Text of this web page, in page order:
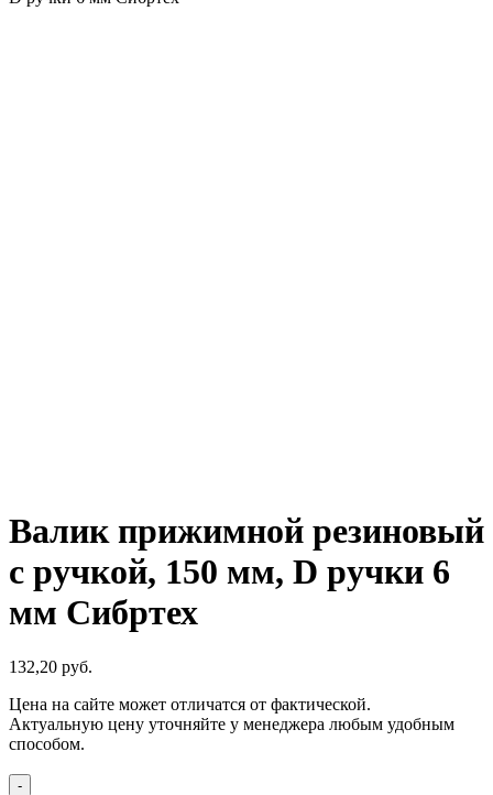
Валик прижимной резиновый
с ручкой, 150 мм, D ручки 6
мм Сибртех
132,20 руб.
Цена на сайте может отличатся от фактической.
Актуальную цену уточняйте у менеджера любым удобным
способом.
-